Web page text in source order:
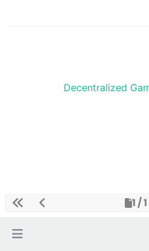
Decentralized
1 / 1